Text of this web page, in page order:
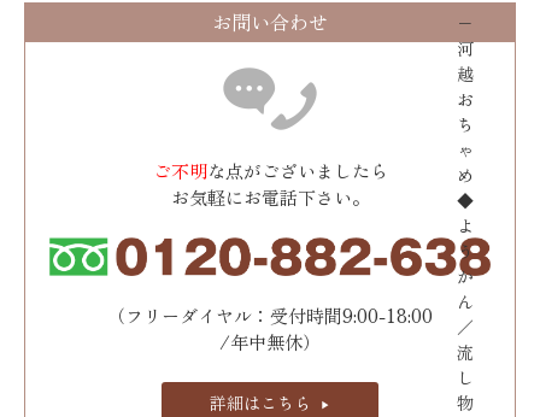
−
河
越
お
ち
ゃ
め
◆
よ
う
か
ん
／
流
し
物
お問い合わせ
ご不明な点がございましたら
お気軽にお電話下さい。
（フリーダイヤル：受付時間9:00-18:00
/年中無休）
詳細はこちら